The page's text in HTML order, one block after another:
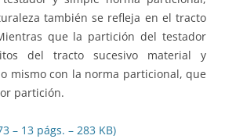
también se refleja en el tracto
que la partición del testador
del tracto sucesivo material y
mismo con la norma particional, que
partición.
– 13 págs. – 283 KB)